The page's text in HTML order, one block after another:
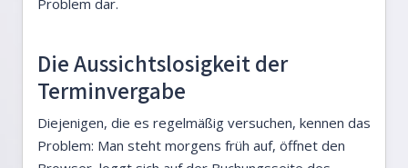
Die Aussichtslosigkeit der
Terminvergabe
Diejenigen, die es regelmäßig versuchen, kennen das
Problem: Man steht morgens früh auf, öffnet den